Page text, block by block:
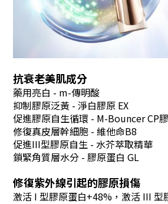
抗衰老美肌成分
藥用亮白 - m-傳明酸
抑制膠原泛黃 - 淨白膠原 EX
促進膠原自生循環 - M-Bouncer CP
修復真皮層幹細胞 - 維他命B8
促進III型膠原自生 - 水芥萃取精華
鎖緊角質層水分 - 膠原蛋白 GL
修復紫外線引起的膠原損傷
激活 I 型膠原蛋白+48%，激活 III 型